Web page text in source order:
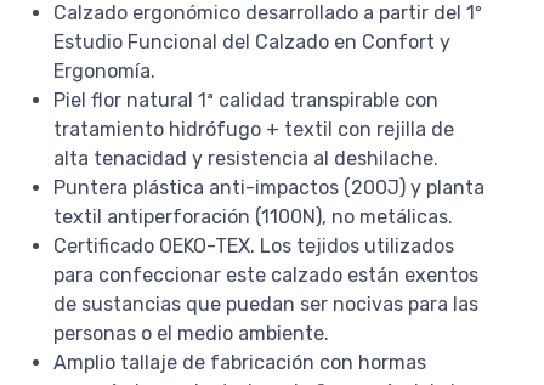
Calzado ergonómico desarrollado a partir del 1º
Estudio Funcional del Calzado en Confort y
Ergonomía.
Piel flor natural 1ª calidad transpirable con
tratamiento hidrófugo + textil con rejilla de
alta tenacidad y resistencia al deshilache.
Puntera plástica anti-impactos (200J) y planta
textil antiperforación (1100N), no metálicas.
Certificado OEKO-TEX. Los tejidos utilizados
para confeccionar este calzado están exentos
de sustancias que puedan ser nocivas para las
personas o el medio ambiente.
Amplio tallaje de fabricación con hormas